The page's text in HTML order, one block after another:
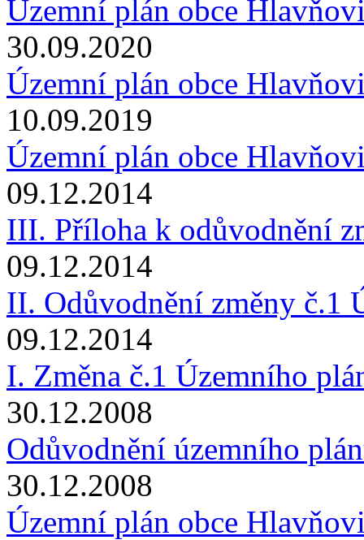
Územní plán obce
30.09.2020
Územní plán obce
10.09.2019
Územní plán obce
09.12.2014
III. Příloha k odůvodnění
09.12.2014
II. Odůvodnění změny č.1
09.12.2014
I. Změna č.1 Územního
30.12.2008
Odůvodnění územního
30.12.2008
Územní plán obce